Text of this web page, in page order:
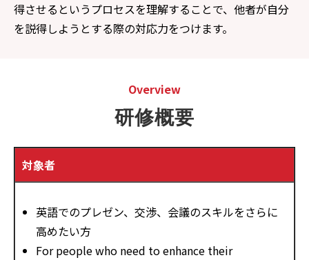
得させるというプロセスを理解することで、他者が自分
を説得しようとする際の対応力をつけます。
Overview
研修概要
対象者
英語でのプレゼン、交渉、会議のスキルをさらに
高めたい方
For people who need to enhance their